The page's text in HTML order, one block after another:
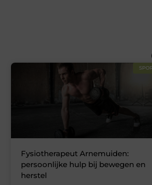
Fysiotherapeut Arnemuiden:
persoonlijke hulp bij bewegen en
herstel